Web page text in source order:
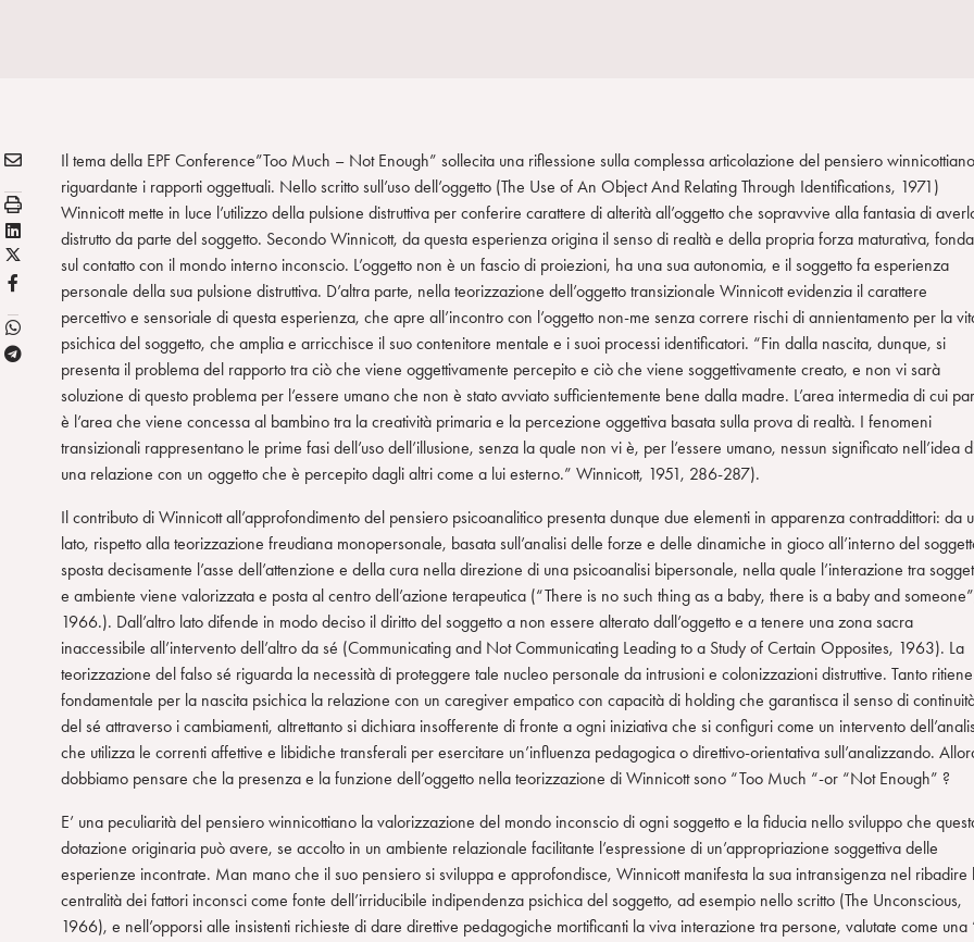
Condividi:
E
A
I
L
S
t
a
m
a
L
i
n
e
d
X
/
w
i
F
T
Il tema della EPF Conference”Too Much – Not Enough” sollecita una riflessione sulla complessa articolazione del pensiero winnicottiano
riguardante i rapporti oggettuali. Nello scritto sull’uso dell’oggetto (The Use of An Object And Relating Through Identifications, 1971)
Winnicott mette in luce l’utilizzo della pulsione distruttiva per conferire carattere di alterità all’oggetto che sopravvive alla fantasia di
distrutto da parte del soggetto. Secondo Winnicott, da questa esperienza origina il senso di realtà e della propria forza maturativa,
sul contatto con il mondo interno inconscio. L’oggetto non è un fascio di proiezioni, ha una sua autonomia, e il soggetto fa esperienza
personale della sua pulsione distruttiva. D’altra parte, nella teorizzazione dell’oggetto transizionale Winnicott evidenzia il carattere
percettivo e sensoriale di questa esperienza, che apre all’incontro con l’oggetto non-me senza correre rischi di annientamento per la
psichica del soggetto, che amplia e arricchisce il suo contenitore mentale e i suoi processi identificatori. “Fin dalla nascita, dunque, si
presenta il problema del rapporto tra ciò che viene oggettivamente percepito e ciò che viene soggettivamente creato, e non vi sarà
soluzione di questo problema per l’essere umano che non è stato avviato sufficientemente bene dalla madre. L’area intermedia di cui
è l’area che viene concessa al bambino tra la creatività primaria e la percezione oggettiva basata sulla prova di realtà. I fenomeni
transizionali rappresentano le prime fasi dell’uso dell’illusione, senza la quale non vi è, per l’essere umano, nessun significato nell’idea
una relazione con un oggetto che è percepito dagli altri come a lui esterno.” Winnicott, 1951, 286-287).
Il contributo di Winnicott all’approfondimento del pensiero psicoanalitico presenta dunque due elementi in apparenza contraddittori: da
lato, rispetto alla teorizzazione freudiana monopersonale, basata sull’analisi delle forze e delle dinamiche in gioco all’interno del
sposta decisamente l’asse dell’attenzione e della cura nella direzione di una psicoanalisi bipersonale, nella quale l’interazione tra
e ambiente viene valorizzata e posta al centro dell’azione terapeutica (“There is no such thing as a baby, there is a baby and
1966.). Dall’altro lato difende in modo deciso il diritto del soggetto a non essere alterato dall’oggetto e a tenere una zona sacra
inaccessibile all’intervento dell’altro da sé (Communicating and Not Communicating Leading to a Study of Certain Opposites, 1963). La
teorizzazione del falso sé riguarda la necessità di proteggere tale nucleo personale da intrusioni e colonizzazioni distruttive. Tanto ritiene
fondamentale per la nascita psichica la relazione con un caregiver empatico con capacità di holding che garantisca il senso di
del sé attraverso i cambiamenti, altrettanto si dichiara insofferente di fronte a ogni iniziativa che si configuri come un intervento
che utilizza le correnti affettive e libidiche transferali per esercitare un’influenza pedagogica o direttivo-orientativa sull’analizzando.
dobbiamo pensare che la presenza e la funzione dell’oggetto nella teorizzazione di Winnicott sono “Too Much “-or “Not Enough” ?
E’ una peculiarità del pensiero winnicottiano la valorizzazione del mondo inconscio di ogni soggetto e la fiducia nello sviluppo che
dotazione originaria può avere, se accolto in un ambiente relazionale facilitante l’espressione di un’appropriazione soggettiva delle
esperienze incontrate. Man mano che il suo pensiero si sviluppa e approfondisce, Winnicott manifesta la sua intransigenza nel ribadire
centralità dei fattori inconsci come fonte dell’irriducibile indipendenza psichica del soggetto, ad esempio nello scritto (The Unconscious,
1966), e nell’opporsi alle insistenti richieste di dare direttive pedagogiche mortificanti la viva interazione tra persone, valutate come una